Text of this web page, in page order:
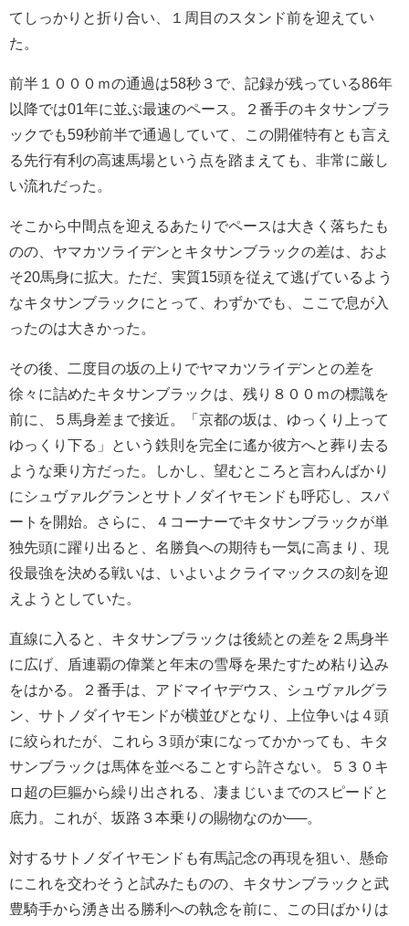
てしっかりと折り合い、１周目のスタンド前を迎えてい
た。
前半１０００ｍの通過は58秒３で、記録が残っている86年
以降では01年に並ぶ最速のペース。２番手のキタサンブラ
ックでも59秒前半で通過していて、この開催特有とも言え
る先行有利の高速馬場という点を踏まえても、非常に厳し
い流れだった。
そこから中間点を迎えるあたりでペースは大きく落ちたも
のの、ヤマカツライデンとキタサンブラックの差は、およ
そ20馬身に拡大。ただ、実質15頭を従えて逃げているよう
なキタサンブラックにとって、わずかでも、ここで息が入
ったのは大きかった。
その後、二度目の坂の上りでヤマカツライデンとの差を
徐々に詰めたキタサンブラックは、残り８００ｍの標識を
前に、５馬身差まで接近。「京都の坂は、ゆっくり上って
ゆっくり下る」という鉄則を完全に遙か彼方へと葬り去る
ような乗り方だった。しかし、望むところと言わんばかり
にシュヴァルグランとサトノダイヤモンドも呼応し、スパ
ートを開始。さらに、４コーナーでキタサンブラックが単
独先頭に躍り出ると、名勝負への期待も一気に高まり、現
役最強を決める戦いは、いよいよクライマックスの刻を迎
えようとしていた。
直線に入ると、キタサンブラックは後続との差を２馬身半
に広げ、盾連覇の偉業と年末の雪辱を果たすため粘り込み
をはかる。２番手は、アドマイヤデウス、シュヴァルグラ
ン、サトノダイヤモンドが横並びとなり、上位争いは４頭
に絞られたが、これら３頭が束になってかかっても、キタ
サンブラックは馬体を並べることすら許さない。５３０キ
ロ超の巨軀から繰り出される、凄まじいまでのスピードと
底力。これが、坂路３本乗りの賜物なのか──。
対するサトノダイヤモンドも有馬記念の再現を狙い、懸命
にこれを交わそうと試みたものの、キタサンブラックと武
豊騎手から湧き出る勝利への執念を前に、この日ばかりは